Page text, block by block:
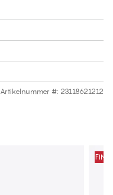
Artikelnummer #: 23118621212